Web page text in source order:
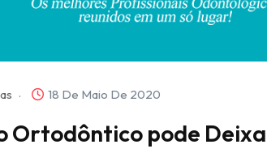
18 De Maio De 2020
Ortodôntico pode